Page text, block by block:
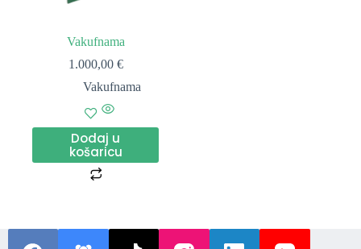
Vakufnama
1.000,00 €
Vakufnama
Dodaj u
košaricu